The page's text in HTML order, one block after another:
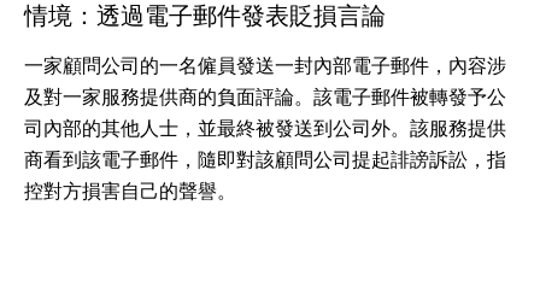
情境：透過電子郵件發表貶損言論
一家顧問公司的一名僱員發送一封內部電子郵件，內容涉
及對一家服務提供商的負面評論。該電子郵件被轉發予公
司內部的其他人士，並最終被發送到公司外。該服務提供
商看到該電子郵件，隨即對該顧問公司提起誹謗訴訟，指
控對方損害自己的聲譽。